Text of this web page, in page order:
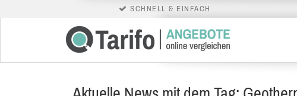
SCHNELL & EINFACH